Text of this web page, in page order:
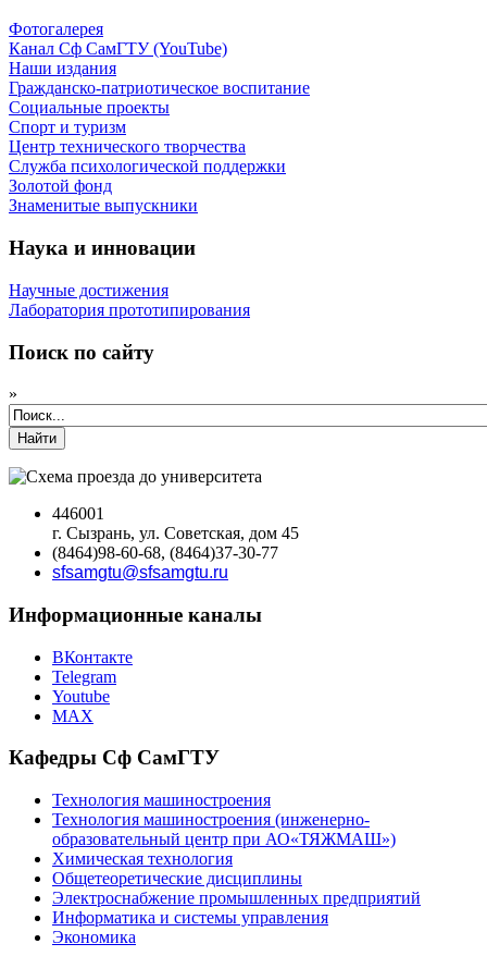
Фотогалерея
Канал Сф СамГТУ (YouTube)
Наши издания
Гражданско-патриотическое воспитание
Социальные проекты
Спорт и туризм
Центр технического творчества
Служба психологической поддержки
Золотой фонд
Знаменитые выпускники
Наука и инновации
Научные достижения
Лаборатория прототипирования
Поиск по сайту
»
Найти
446001
г. Сызрань, ул. Советская, дом 45
(8464)98-60-68, (8464)37-30-77
sfsamgtu@sfsamgtu.ru
Информационные каналы
ВКонтакте
Telegram
Youtube
MAX
Кафедры Сф СамГТУ
Технология машиностроения
Технология машиностроения (инженерно-
образовательный центр при АО«ТЯЖМАШ»)
Химическая технология
Общетеоретические дисциплины
Электроснабжение промышленных предприятий
Информатика и системы управления
Экономика